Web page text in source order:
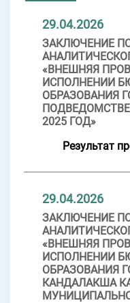
29.04.2026
ЗАКЛЮЧЕНИЕ
«ВНЕШНЯЯ
ИСПОЛНЕНИИ
ОБРАЗОВАНИЯ
2025 ГОД»
Результат
29.04.2026
ЗАКЛЮЧЕНИЕ
«ВНЕШНЯЯ
ИСПОЛНЕНИИ
ОБРАЗОВАНИЯ
КАНДАЛАКША